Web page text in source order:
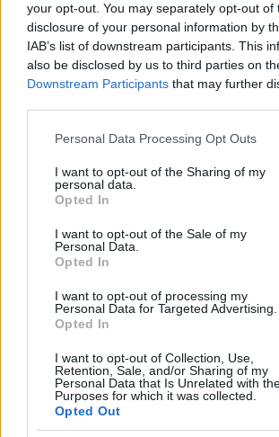
your opt-out. You may separately opt-out of
disclosure of your personal information by
IAB’s list of downstream participants. This
also be disclosed by us to third parties on
Downstream Participants that may further
Please note that this website/app uses one
not limited to your visit or usage behaviour.
grant or deny consent to Google and its
use your data for below specified purposes
consent section.
Personal Data Processing Opt Outs
I want to opt-out of the Sharing of my
personal data.
Opted In
I want to opt-out of the Sale of my
Personal Data.
Opted In
I want to opt-out of processing my
Personal Data for Targeted Advertising.
Opted In
I want to opt-out of Collection, Use,
Retention, Sale, and/or Sharing of my
Personal Data that Is Unrelated with
Purposes for which it was collected.
Opted Out
— Pablo Pineda Ferrer
April 13, 2018
Szerinte egyébként az előítéletekről is
betegek lennének, mintha nem lehetnének
sajnálják őket és sok mindenre nem tartják